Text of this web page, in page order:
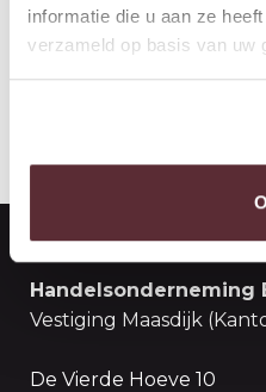
informatie die u aan ze
verzameld op basis van uw
Nieuw Channel Ply
Handelsonderneming
Vestiging Maasdijk
De Vierde Hoeve 10